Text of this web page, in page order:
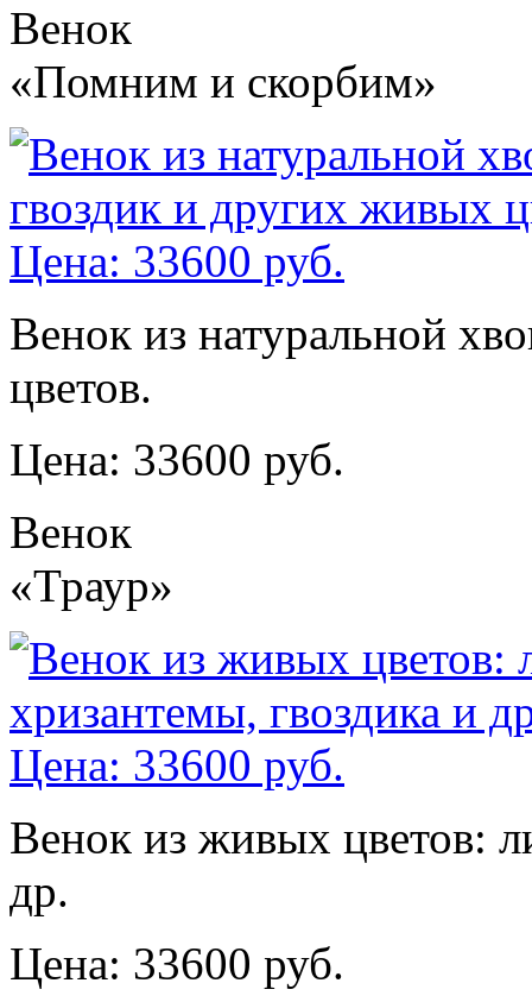
Венок
«Помним и скорбим»
Венок из натуральной
цветов.
Цена: 33600 руб.
Венок
«Траур»
Венок из живых цветов:
др.
Цена: 33600 руб.